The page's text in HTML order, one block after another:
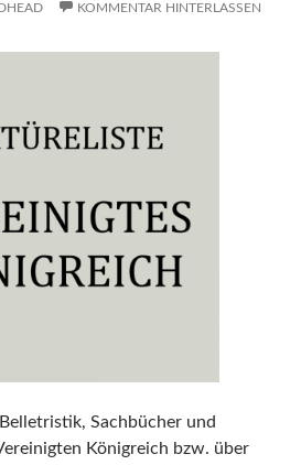
KOMMENTAR HINTERLASSEN
Sachbücher und
Königreich bzw. über